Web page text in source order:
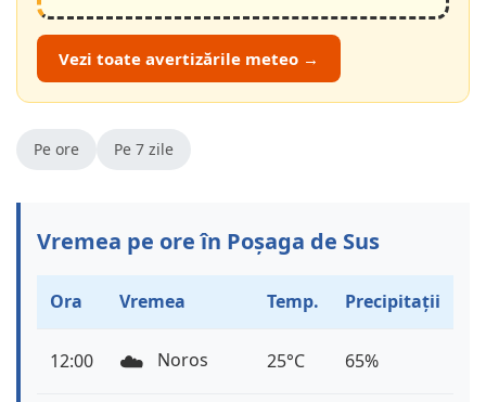
Vezi toate avertizările meteo →
Pe ore Pe 7 zile
Vremea pe ore în Poșaga de Sus
Ora Vremea Temp. Precipitații
12:00 ☁️ Noros 25°C 65%